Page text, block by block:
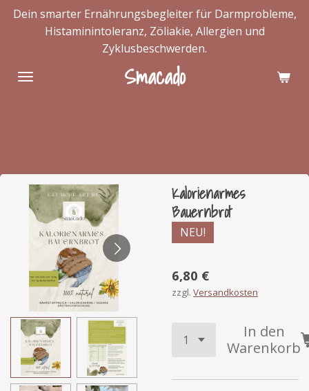
Zum
Hauptinhalt
Smacado
Dein smarter Ernährungsbegleiter für Darmprobleme,
Histaminintoleranz, Zöliakie, Allergien und
Zyklusbeschwerden.
Kalorienarmes
Bauernbrot
NEU!
6,80 €
zzgl. Versandkosten
In den
Warenkorb